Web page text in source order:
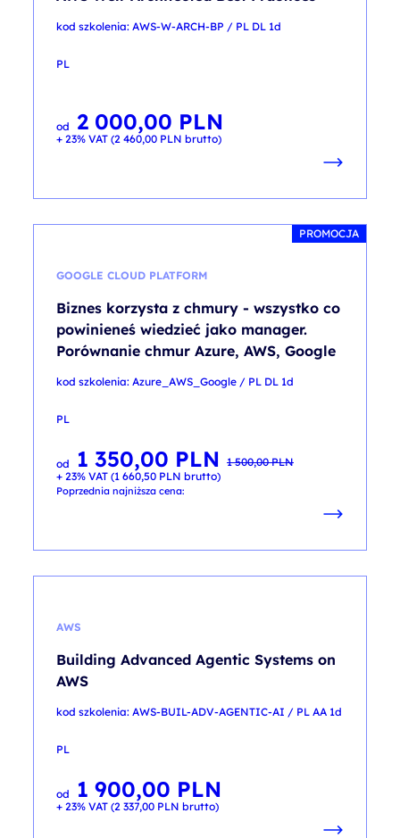
kod szkolenia: AWS-W-ARCH-BP / PL DL 1d
PL
od 2 000,00 PLN
+ 23% VAT (2 460,00 PLN brutto)
PROMOCJA
GOOGLE CLOUD PLATFORM
Biznes korzysta z chmury - wszystko co
powinieneś wiedzieć jako manager.
Porównanie chmur Azure, AWS, Google
kod szkolenia: Azure_AWS_Google / PL DL 1d
PL
od 1 500,00PLN
Pierwotna
cena
wynosiła:
1 500,00 PLN.
1 350,00 PLN
Aktualna
cena
wynosi:
1 350,00 PLN.
+ 23% VAT (1 660,50 PLN brutto)
Poprzednia najniższa cena:
AWS
Building Advanced Agentic Systems on
AWS
kod szkolenia: AWS-BUIL-ADV-AGENTIC-AI / PL AA 1d
PL
od 1 900,00 PLN
+ 23% VAT (2 337,00 PLN brutto)